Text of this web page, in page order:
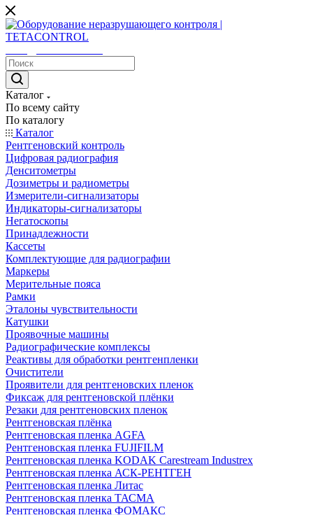
Каталог
По всему сайту
По каталогу
Каталог
Рентгеновский контроль
Цифровая радиография
Денситометры
Дозиметры и радиометры
Измерители-сигнализаторы
Индикаторы-сигнализаторы
Негатоскопы
Принадлежности
Кассеты
Комплектующие для радиографии
Маркеры
Мерительные пояса
Рамки
Эталоны чувствительности
Катушки
Проявочные машины
Радиографические комплексы
Реактивы для обработки рентгенпленки
Очистители
Проявители для рентгеновских пленок
Фиксаж для рентгеновской плёнки
Резаки для рентгеновских пленок
Рентгеновская плёнка
Рентгеновская пленка AGFA
Рентгеновская пленка FUJIFILM
Рентгеновская пленка KODAK Carestream Industrex
Рентгеновская пленка АСК-РЕНТГЕН
Рентгеновская пленка Литас
Рентгеновская пленка ТАСМА
Рентгеновская пленка ФОМАКС